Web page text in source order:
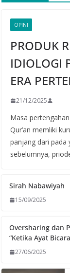
OPINI
PRODUK
IDIOLOGI
ERA
21/12/2025
Masa
Qur’an memliki
panjang dari pada
sebelumnya,
Sirah Nabawiyah
15/09/2025
Oversharing dan
“Ketika Ayat
27/06/2025